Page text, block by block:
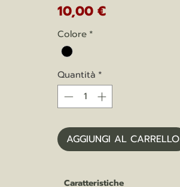
10,00 €Prezzo
Colore *
Quantità *
AGGIUNGI AL CARRELLO
Caratteristiche